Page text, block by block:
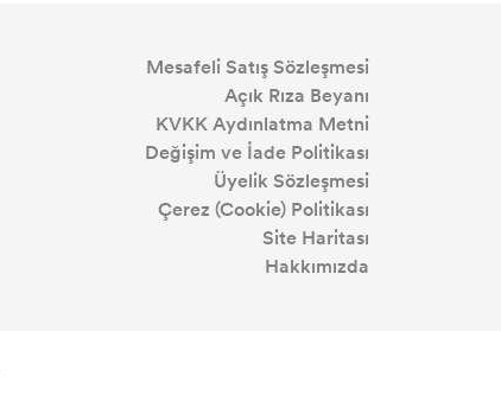
Mesafeli Satış Sözleşmesi
Açık Rıza Beyanı
KVKK Aydınlatma Metni
Değişim ve İade Politikası
Üyelik Sözleşmesi
Çerez (Cookie) Politikası
Site Haritası
Hakkımızda